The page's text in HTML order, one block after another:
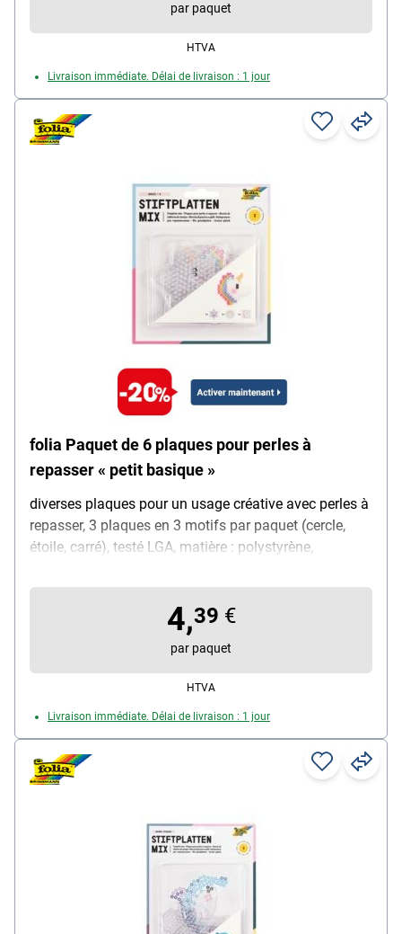
par paquet
HTVA
Livraison immédiate. Délai de livraison : 1 jour
folia Paquet de 6 plaques pour perles à
repasser « petit basique »
diverses plaques pour un usage créative avec perles à
repasser, 3 plaques en 3 motifs par paquet (cercle,
étoile, carré), testé LGA, matière : polystyrène,
mm, carré 78x78 mm, contenu par paquet : 3 pièces
4,39 €
par paquet
HTVA
Livraison immédiate. Délai de livraison : 1 jour